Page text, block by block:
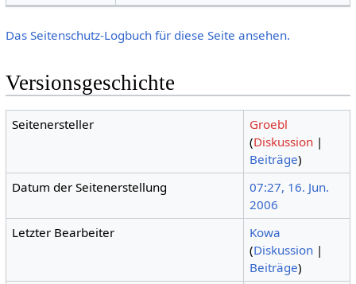
Das Seitenschutz-Logbuch für diese Seite ansehen.
Versionsgeschichte
Seitenersteller
Groebl
(Diskussion |
Beiträge)
Datum der Seitenerstellung
07:27, 16. Jun.
2006
Letzter Bearbeiter
Kowa
(Diskussion |
Beiträge)